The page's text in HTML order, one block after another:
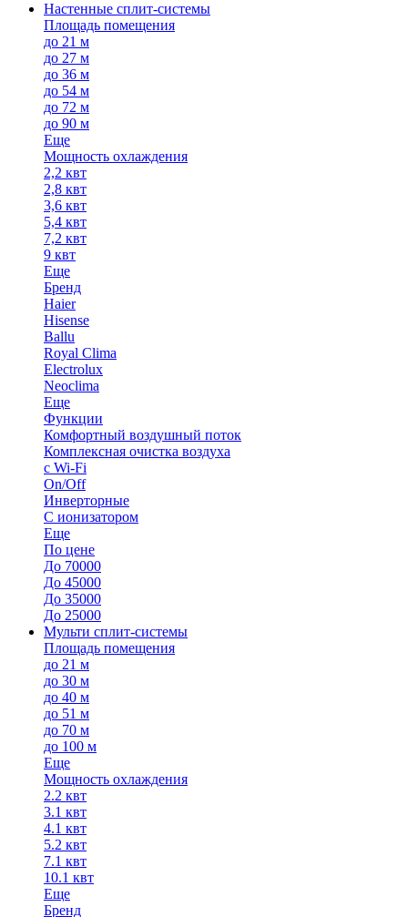
Настенные сплит-системы
Площадь помещения
до 21 м
до 27 м
до 36 м
до 54 м
до 72 м
до 90 м
Еще
Мощность охлаждения
2,2 квт
2,8 квт
3,6 квт
5,4 квт
7,2 квт
9 квт
Еще
Бренд
Haier
Hisense
Ballu
Royal Clima
Electrolux
Neoclima
Еще
Функции
Комфортный воздушный поток
Комплексная очистка воздуха
с Wi-Fi
On/Off
Инверторные
С ионизатором
Еще
По цене
До 70000
До 45000
До 35000
До 25000
Мульти сплит-системы
Площадь помещения
до 21 м
до 30 м
до 40 м
до 51 м
до 70 м
до 100 м
Еще
Мощность охлаждения
2.2 квт
3.1 квт
4.1 квт
5.2 квт
7.1 квт
10.1 квт
Еще
Бренд